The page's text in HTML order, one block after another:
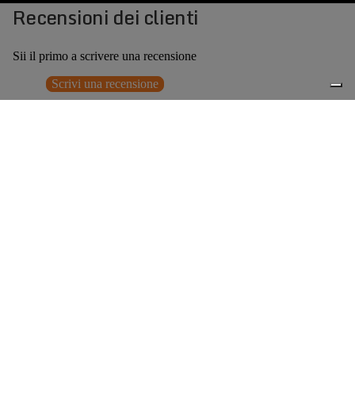
Recensioni dei clienti
Sii il primo a scrivere una recensione
Scrivi una recensione